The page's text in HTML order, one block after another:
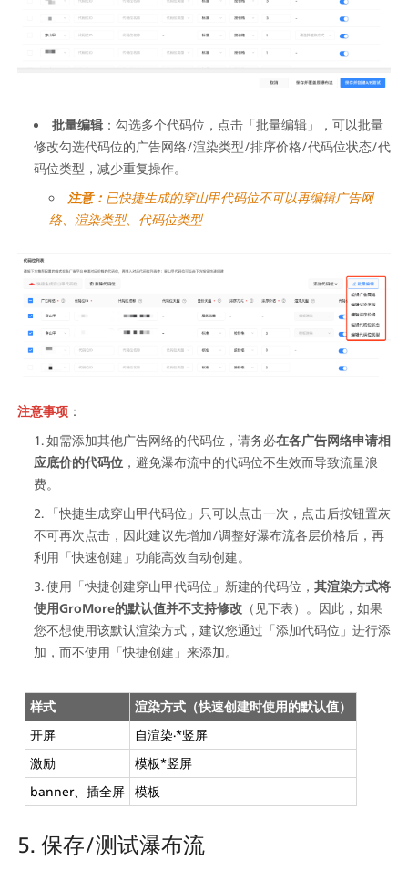
批量编辑：勾选多个代码位，点击「批量编辑」，可以批量
修改勾选代码位的广告网络/渲染类型/排序价格/代码位状态/代
码位类型，减少重复操作。
注意： 已快捷生成的穿山甲代码位不可以再编辑广告网
络、渲染类型、代码位类型
注意事项 ：
如需添加其他广告网络的代码位，请务必在各广告网络申请相
应底价的代码位，避免瀑布流中的代码位不生效而导致流量浪
费。
「快捷生成穿山甲代码位」只可以点击一次，点击后按钮置灰
不可再次点击，因此建议先增加/调整好瀑布流各层价格后，再
利用「快速创建」功能高效自动创建。
使用「快捷创建穿山甲代码位」新建的代码位， 其渲染方式将
使用GroMore的默认值并不支持修改（见下表）。因此，如果
您不想使用该默认渲染方式，建议您通过「添加代码位」进行添
加，而不使用「快捷创建」来添加。
样式
渲染方式（快速创建时使用的默认值）
开屏
自渲染·*竖屏
激励
模板*竖屏
banner、插全屏
模板
5. 保存/测试瀑布流